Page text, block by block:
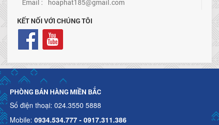
Email : hoaphat185@gmail.com
KẾT NỐI VỚI CHÚNG TÔI
PHÒNG BÁN HÀNG MIỀN BẮC
Số điện thoại: 024.3550 5888
Mobile: 0934.534.777 - 0917.311.386